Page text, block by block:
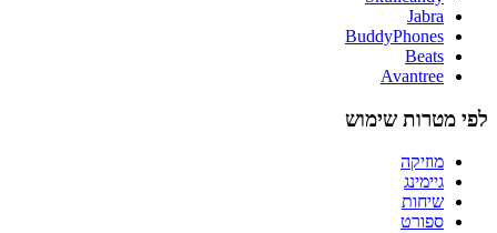
Jabra
BuddyPhones
Beats
Avantree
לפי מטרות שימוש
מוזיקה
גיימינג
שיחות
ספורט